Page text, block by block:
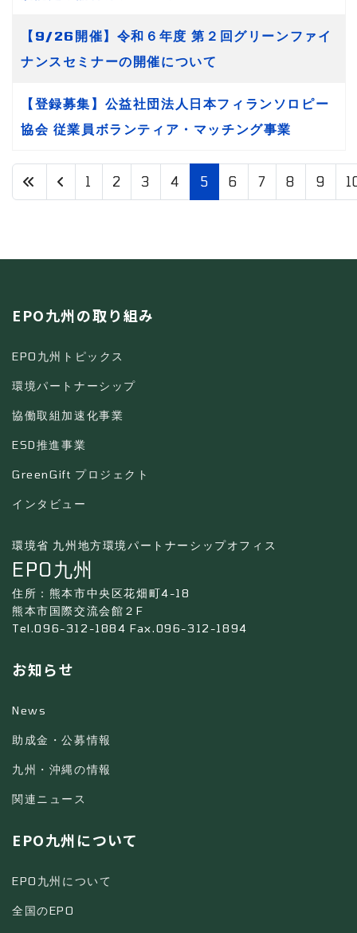
【9/26開催】令和６年度 第２回グリーンファイ
ナンスセミナーの開催について
【登録募集】公益社団法人日本フィランソロピー
協会 従業員ボランティア・マッチング事業
5 / 17
1 2 3 4 5 6 7 8 9
EPO九州の取り組み
EPO九州トピックス
環境パートナーシップ
協働取組加速化事業
ESD推進事業
GreenGift プロジェクト
インタビュー
環境省 九州地方環境パートナーシップオフィス
EPO九州
住所：熊本市中央区花畑町4-18
熊本市国際交流会館２F
Tel.096-312-1884 Fax.096-312-1894
お知らせ
News
助成金・公募情報
九州・沖縄の情報
関連ニュース
EPO九州について
EPO九州について
全国のEPO